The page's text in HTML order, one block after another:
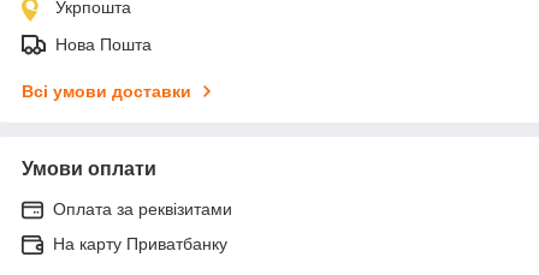
Укрпошта
Нова Пошта
Всі умови доставки
Умови оплати
Оплата за реквізитами
На карту Приватбанку